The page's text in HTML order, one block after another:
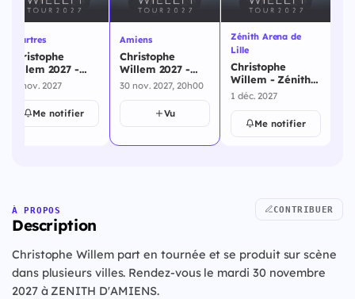
Chartres
Christophe
Willem 2027 -
Chartres - 28
28 nov. 2027
Me notifier
Amiens
Christophe
Willem 2027 -
Amiens - 30
novembre 2027
30 nov. 2027, 20h00
Vu
Zénith Arena de
Lille
Christophe
Willem - Zénith
Arena de Lille - 1
1 déc. 2027
Me notifier
À PROPOS
Description
CONTRIBUER
Christophe Willem part en tournée et se produit sur scène
dans plusieurs villes. Rendez-vous le mardi 30 novembre
2027 à ZENITH D'AMIENS.